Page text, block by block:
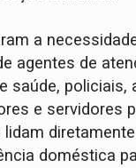
a
agentes de
saúde, policiais,
e servidores
doméstica